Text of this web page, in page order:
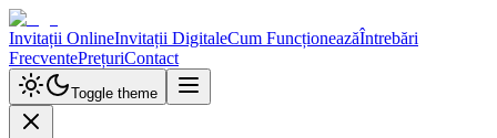
Invitații OnlineInvitații DigitaleCum FuncționeazăÎntrebări
FrecventePrețuriContact
Toggle theme